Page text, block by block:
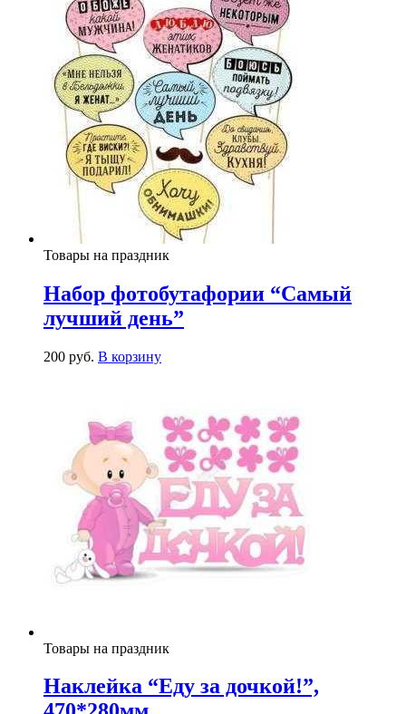
Товары на праздник
Набор фотобутафории “Самый
лучший день”
200 руб. В корзину
Товары на праздник
Наклейка “Еду за дочкой!”,